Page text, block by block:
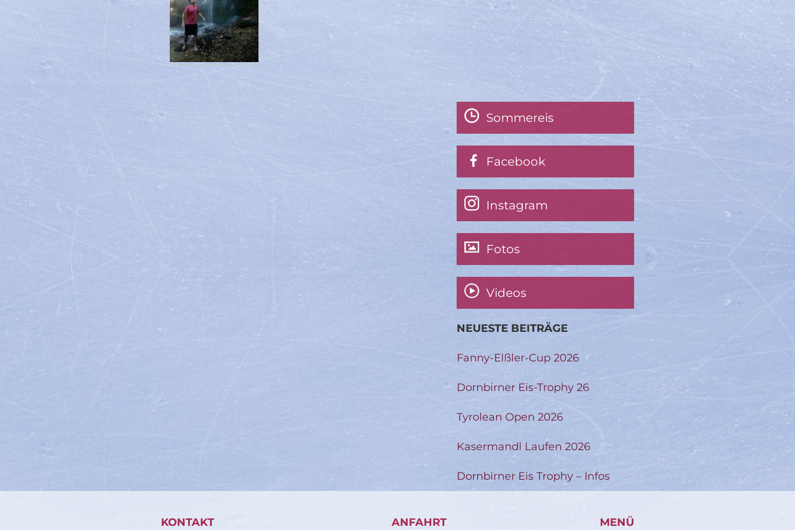
Sommereis
Facebook
Instagram
Fotos
Videos
NEUESTE BEITRÄGE
Fanny-Elßler-Cup 2026
Dornbirner Eis-Trophy 26
Tyrolean Open 2026
Kasermandl Laufen 2026
Dornbirner Eis Trophy – Infos
KONTAKT ANFAHRT MENÜ